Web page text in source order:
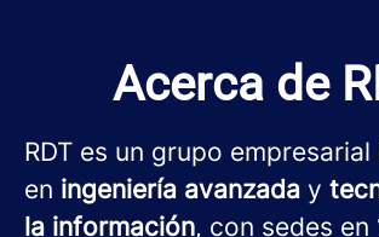
Acerca de
RDT es un grupo
en ingeniería avanzada y
la información, con sedes en